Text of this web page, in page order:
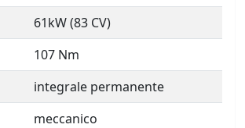
61kW (83 CV)
107 Nm
integrale permanente
meccanico